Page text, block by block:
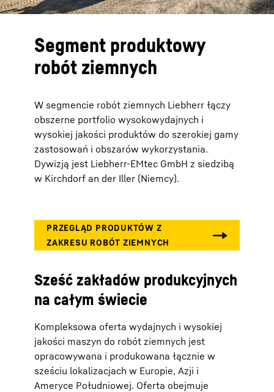
Segment produktowy
robót ziemnych
W segmencie robót ziemnych Liebherr łączy
obszerne portfolio wysokowydajnych i
wysokiej jakości produktów do szerokiej gamy
zastosowań i obszarów wykorzystania.
Dywizją jest Liebherr-EMtec GmbH z siedzibą
w Kirchdorf an der Iller (Niemcy).
Sześć zakładów produkcyjnych
na całym świecie
Kompleksowa oferta wydajnych i wysokiej
jakości maszyn do robót ziemnych jest
opracowywana i produkowana łącznie w
sześciu lokalizacjach w Europie, Azji i
Ameryce Południowej. Oferta obejmuje